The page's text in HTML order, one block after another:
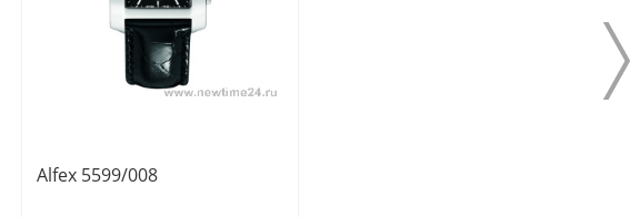
Alfex 5599/008